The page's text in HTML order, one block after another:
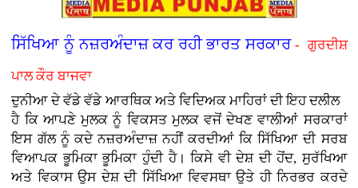
ਸਿੱਖਿਆ ਨੂੰ ਨਜ਼ਰਅੰਦਾਜ਼ ਕਰ ਰਹੀ ਭਾਰਤ ਸਰਕਾਰ- ਗੁਰਦੀਸ਼
ਪਾਲ ਕੌਰ ਬਾਜਵਾ
ਦੁਨੀਆ ਦੇ ਵੱਡੇ ਵੱਡੇ ਆਰਥਿਕ ਅਤੇ ਵਿਦਿਅਕ ਮਾਹਿਰਾਂ ਦੀ ਇਹ ਦਲੀਲ
ਹੈ ਕਿ ਆਪਣੇ ਮੁਲਕ ਨੂੰ ਵਿਕਸਤ ਮੁਲਕ ਵਜੋਂ ਦੇਖਣ ਵਾਲੀਆਂ ਸਰਕਾਰਾਂ
ਇਸ ਗੱਲ ਨੂੰ ਕਦੇ ਨਜ਼ਰਅੰਦਾਜ਼ ਨਹੀਂ ਕਰਦੀਆਂ ਕਿ ਸਿੱਖਿਆ ਦੀ ਸਰਬ
ਵਿਆਪਕ ਭੂਮਿਕਾ ਭੂਮਿਕਾ ਹੁੰਦੀ ਹੈ। ਕਿਸੇ ਵੀ ਦੇਸ਼ ਦੀ ਹੋਂਦ, ਸੁਰੱਖਿਆ
ਅਤੇ ਵਿਕਾਸ ਉਸ ਦੇਸ਼ ਦੀ ਸਿੱਖਿਆ ਵਿਵਸਥਾ ਉਤੇ ਹੀ ਨਿਰਭਰ ਕਰਦੇ